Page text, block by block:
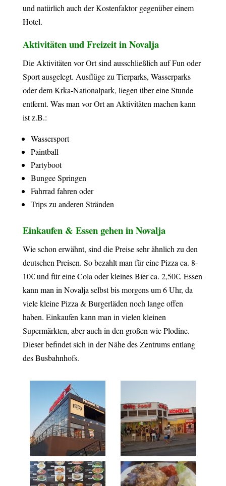
und natürlich auch der Kostenfaktor gegenüber einem
Hotel.
Aktivitäten und Freizeit in Novalja
Die Aktivitäten vor Ort sind ausschließlich auf Fun oder
Sport ausgelegt. Ausflüge zu Tierparks, Wasserparks
oder dem Krka-Nationalpark, liegen über eine Stunde
entfernt. Was man vor Ort an Aktivitäten machen kann
ist z.B.:
Wassersport
Paintball
Partyboot
Bungee Springen
Fahrrad fahren oder
Trips zu anderen Stränden
Einkaufen & Essen gehen in Novalja
Wie schon erwähnt, sind die Preise sehr ähnlich zu den
deutschen Preisen. So bezahlt man für eine Pizza ca. 8-
10€ und für eine Cola oder kleines Bier ca. 2,50€. Essen
kann man in Novalja selbst bis morgens um 6 Uhr, da
viele kleine Pizza & Burgerläden noch lange offen
haben. Einkaufen kann man in vielen kleinen
Supermärkten, aber auch in den großen wie Plodine.
Dieser befindet sich in der Nähe des Zentrums entlang
des Busbahnhofs.